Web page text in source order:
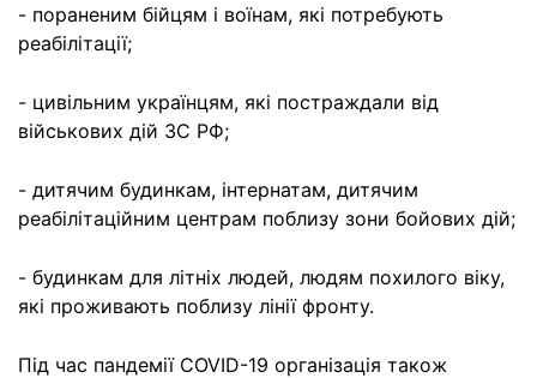
- пораненим бійцям і воїнам, які потребують
реабілітації;
- цивільним українцям, які постраждали від
військових дій ЗС РФ;
- дитячим будинкам, інтернатам, дитячим
реабілітаційним центрам поблизу зони бойових дій;
- будинкам для літніх людей, людям похилого віку,
які проживають поблизу лінії фронту.
Під час пандемії COVID-19 організація також